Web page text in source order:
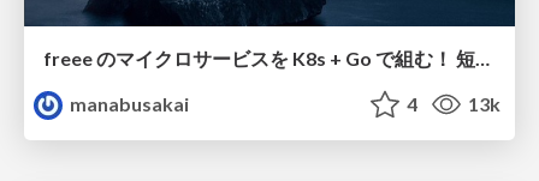
freee のマイクロサービスを K8s + Go で組む！ 短期プロジェクト成功の記録 / microservices-using-k8s-and-go
manabusakai
4 13k